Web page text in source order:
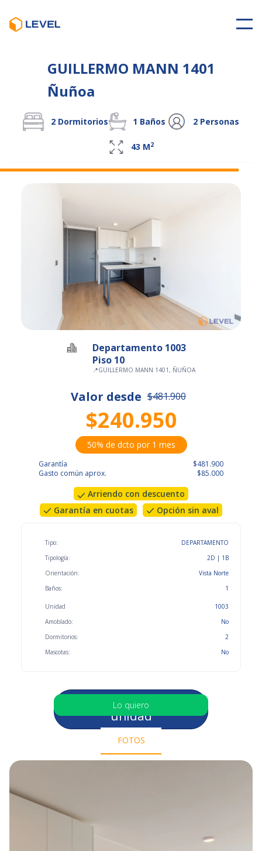
GUILLERMO MANN 1401
Ñuñoa
2 Dormitorios 1 Baños 2 Personas
43 M2
Departamento 1003
Piso 10
📍GUILLERMO MANN 1401, ÑUÑOA
Valor desde $481.900
$240.950
50% de dcto por 1 mes
Garantía
Gasto común aprox.
$481.900
$85.000
Arriendo con descuento
Garantía en cuotas
Opción sin aval
Tipo:
Tipología:
Orientación:
Baños:
DEPARTAMENTO
2D | 1B
Vista Norte
1
Unidad
Amoblado:
Dormitorios:
Mascotas:
1003
No
2
No
Selecciona otra
unidad
Lo quiero
FOTOS